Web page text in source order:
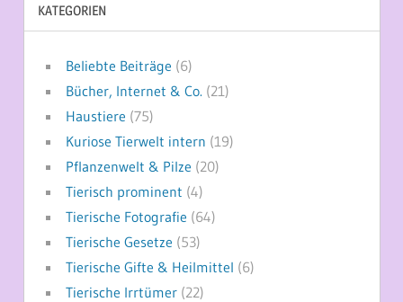
KATEGORIEN
Beliebte Beiträge (6)
Bücher, Internet & Co. (21)
Haustiere (75)
Kuriose Tierwelt intern (19)
Pflanzenwelt & Pilze (20)
Tierisch prominent (4)
Tierische Fotografie (64)
Tierische Gesetze (53)
Tierische Gifte & Heilmittel (6)
Tierische Irrtümer(22)